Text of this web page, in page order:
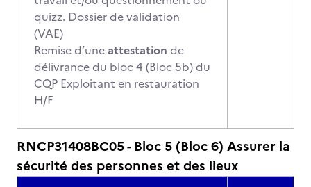
quizz. Dossier de validation
(VAE)
Remise d’une attestation de
délivrance du bloc 4 (Bloc 5b) du
CQP Exploitant en restauration
H/F
RNCP31408BC05 - Bloc 5 (Bloc 6) Assurer la
sécurité des personnes et des lieux